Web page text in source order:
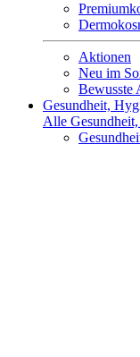
Aktionen
Neu im
Bewusste
Gesundheit,
Alle